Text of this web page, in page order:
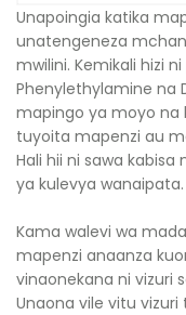
Unapoingia katika
unatengeneza
mwilini. Kemikali hizi
Phenylethylamine na
mapingo ya moyo na
tuyoita mapenzi au
Hali hii ni sawa
ya kulevya wanaipata.
Kama walevi wa
mapenzi anaanza
vinaonekana ni vizuri
Unaona vile vitu